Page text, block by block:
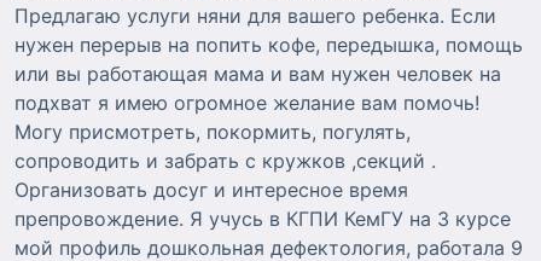
Предлагаю услуги няни для вашего ребенка. Если
нужен перерыв на попить кофе, передышка, помощь
или вы работающая мама и вам нужен человек на
подхват я имею огромное желание вам помочь!
Могу присмотреть, покормить, погулять,
сопроводить и забрать с кружков ,секций .
Организовать досуг и интересное время
препровождение. Я учусь в КГПИ КемГУ на 3 курсе
мой профиль дошкольная дефектология, работала 9